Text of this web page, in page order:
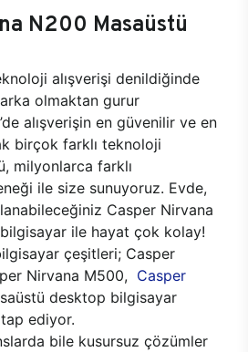
N200 Masaüstü
alışverişi denildiğinde
olmaktan gurur
alışverişin en güvenilir ve en
birçok farklı teknoloji
milyonlarca farklı
ile size sunuyoruz. Evde,
Casper Nirvana
ile hayat çok kolay!
çeşitleri; Casper
Nirvana M500, Casper
desktop bilgisayar
ediyor.
bile kusursuz çözümler